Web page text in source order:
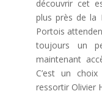
découvrir cet
plus près de la
Portois
toujours un
maintenant
C’est un
ressortir Olivier